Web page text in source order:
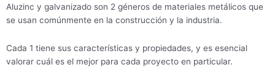
Aluzinc y galvanizado son 2 géneros de materiales metálicos que
se usan comúnmente en la construcción y la industria.
Cada 1 tiene sus características y propiedades, y es esencial
valorar cuál es el mejor para cada proyecto en particular.